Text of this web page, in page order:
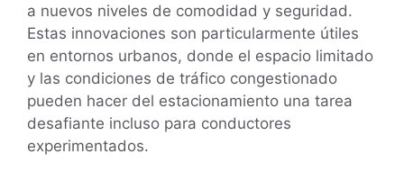
a nuevos niveles de comodidad y seguridad.
Estas innovaciones son particularmente útiles
en entornos urbanos, donde el espacio limitado
y las condiciones de tráfico congestionado
pueden hacer del estacionamiento una tarea
desafiante incluso para conductores
experimentados.